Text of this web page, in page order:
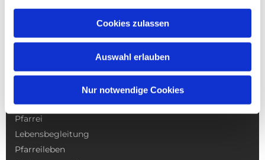
Cookies zulassen
Auswahl erlauben
Nur notwendige Cookies
Gottesdienste
Pfarrei
Lebensbegleitung
Pfarreileben